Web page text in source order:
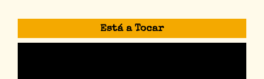
Está a Tocar